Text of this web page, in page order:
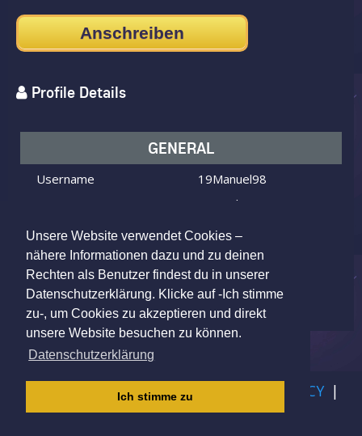
Unsere Website verwendet Cookies –
nähere Informationen dazu und zu deinen
Rechten als Benutzer findest du in unserer
Datenschutzerklärung. Klicke auf -Ich stimme
zu-, um Cookies zu akzeptieren und direkt
unsere Website besuchen zu können.
Datenschutzerklärung
Ich stimme zu
Anschreiben
Profile Details
GENERAL
Username
19Manuel98
Male
Looking for
Female
Age
27 y.o.
Location
Inwil, Switzerland
TERMS OF USE PRIVACY POLICY |
CHILDREN PRIVACY